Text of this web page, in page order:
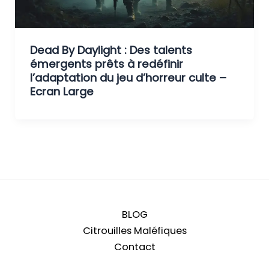
Dead By Daylight : Des talents
émergents prêts à redéfinir
l’adaptation du jeu d’horreur culte –
Ecran Large
BLOG
Citrouilles Maléfiques
Contact